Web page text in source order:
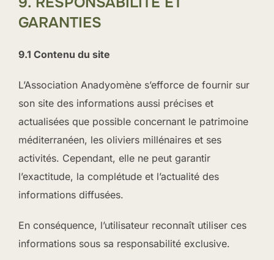
GARANTIES
9.1 Contenu du site
L’Association Anadyomène s’efforce de fournir sur
son site des informations aussi précises et
actualisées que possible concernant le patrimoine
méditerranéen, les oliviers millénaires et ses
activités. Cependant, elle ne peut garantir
l’exactitude, la complétude et l’actualité des
informations diffusées.
En conséquence, l’utilisateur reconnaît utiliser ces
informations sous sa responsabilité exclusive.